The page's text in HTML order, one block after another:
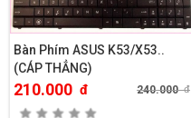
Bàn Phím ASUS K53/X53..
(CÁP THẲNG)
210.000 đ 240.000đ